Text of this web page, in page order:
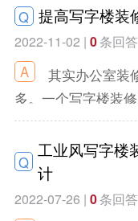
击队，一定要从头
量，尤其是细节。
Q 提高写字楼装
2022-11-02 | 0条回答
其实办公室装
多。一个写字楼装
更大程度上需要把
间、色彩、光线，
Q
工业风写字楼
计
2022-07-26 | 0条回答